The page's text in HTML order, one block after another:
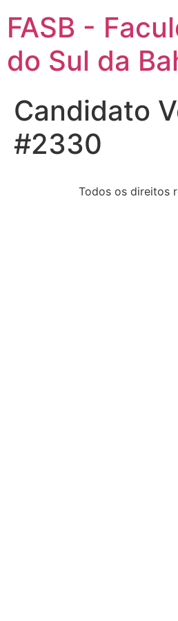
FASB -
do Sul da
Candidato
#2330
Todos os direitos